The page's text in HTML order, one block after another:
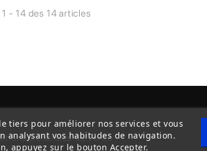
- 14 des 14 articles
Générales de Vente
tiers pour améliorer nos services et vous
analysant vos habitudes de navigation.
appuyez sur le bouton Accepter.